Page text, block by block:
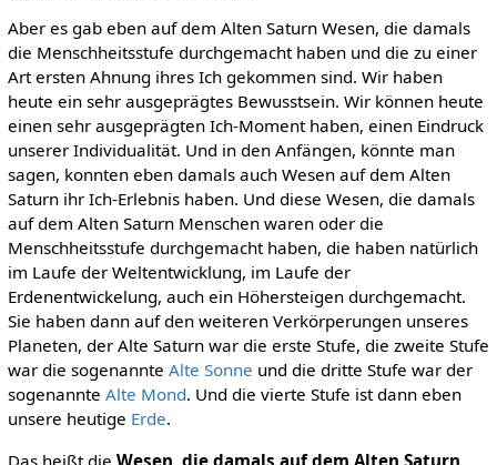
Aber es gab eben auf dem Alten Saturn Wesen, die damals
die Menschheitsstufe durchgemacht haben und die zu einer
Art ersten Ahnung ihres Ich gekommen sind. Wir haben
heute ein sehr ausgeprägtes Bewusstsein. Wir können heute
einen sehr ausgeprägten Ich-Moment haben, einen Eindruck
unserer Individualität. Und in den Anfängen, könnte man
sagen, konnten eben damals auch Wesen auf dem Alten
Saturn ihr Ich-Erlebnis haben. Und diese Wesen, die damals
auf dem Alten Saturn Menschen waren oder die
Menschheitsstufe durchgemacht haben, die haben natürlich
im Laufe der Weltentwicklung, im Laufe der
Erdenentwickelung, auch ein Höhersteigen durchgemacht.
Sie haben dann auf den weiteren Verkörperungen unseres
Planeten, der Alte Saturn war die erste Stufe, die zweite Stufe
war die sogenannte Alte Sonne und die dritte Stufe war der
sogenannte Alte Mond. Und die vierte Stufe ist dann eben
unsere heutige Erde.
Das heißt die Wesen, die damals auf dem Alten Saturn